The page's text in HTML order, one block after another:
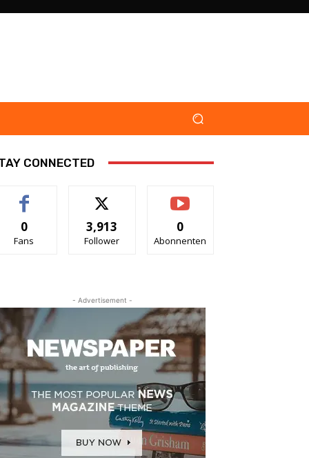
CONNECTED
0
Fans
3,913
Follower
0
Abonnenten
- Advertisement -